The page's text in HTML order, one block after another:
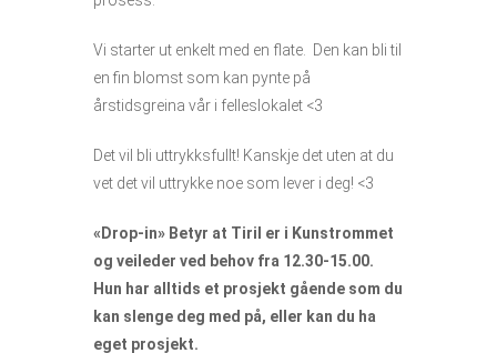
Vi starter ut enkelt med en flate. Den kan bli til
en fin blomst som kan pynte på
årstidsgreina vår i felleslokalet <3
Det vil bli uttrykksfullt! Kanskje det uten at du
vet det vil uttrykke noe som lever i deg! <3
«Drop-in» Betyr at Tiril er i Kunstrommet
og veileder ved behov fra 12.30-15.00.
Hun har alltids et prosjekt gående som du
kan slenge deg med på, eller kan du ha
eget prosjekt.